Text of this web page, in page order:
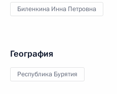
Биленкина Инна Петровна
География
Республика Бурятия